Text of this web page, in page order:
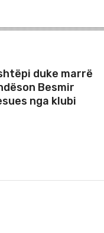
duke marrë
Besmir
nga klubi